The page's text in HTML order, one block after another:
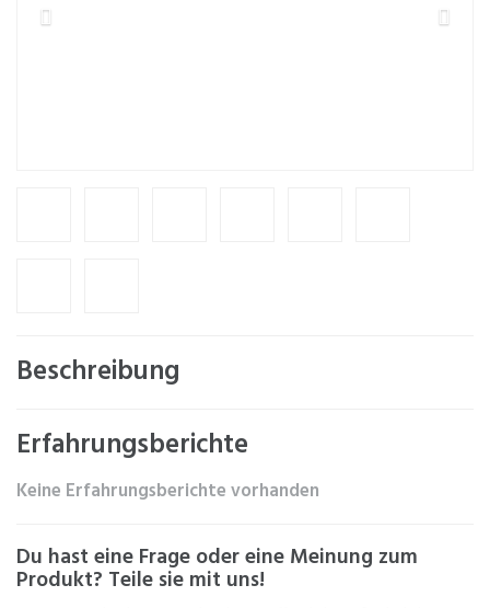
Beschreibung
Erfahrungsberichte
Keine Erfahrungsberichte vorhanden
Du hast eine Frage oder eine Meinung zum
Produkt? Teile sie mit uns!